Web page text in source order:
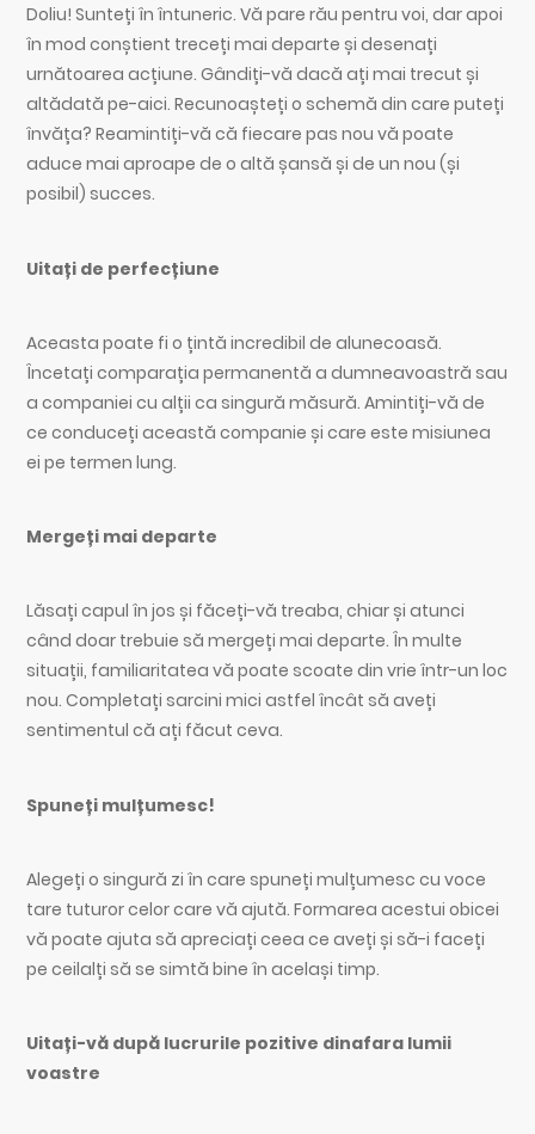
Doliu! Sunteți în întuneric. Vă pare rău pentru voi, dar apoi
în mod conștient treceți mai departe și desenați
urnătoarea acțiune. Gândiți-vă dacă ați mai trecut și
altădată pe-aici. Recunoașteți o schemă din care puteți
învăța? Reamintiți-vă că fiecare pas nou vă poate
aduce mai aproape de o altă șansă și de un nou (și
posibil) succes.
Uitați de perfecțiune
Aceasta poate fi o țintă incredibil de alunecoasă.
Încetați comparația permanentă a dumneavoastră sau
a companiei cu alții ca singură măsură. Amintiți-vă de
ce conduceți această companie și care este misiunea
ei pe termen lung.
Mergeți mai departe
Lăsați capul în jos și făceți-vă treaba, chiar și atunci
când doar trebuie să mergeți mai departe. În multe
situații, familiaritatea vă poate scoate din vrie într-un loc
nou. Completați sarcini mici astfel încât să aveți
sentimentul că ați făcut ceva.
Spuneți mulțumesc!
Alegeți o singură zi în care spuneți mulțumesc cu voce
tare tuturor celor care vă ajută. Formarea acestui obicei
vă poate ajuta să apreciați ceea ce aveți și să-i faceți
pe ceilalți să se simtă bine în același timp.
Uitați-vă după lucrurile pozitive dinafara lumii
voastre